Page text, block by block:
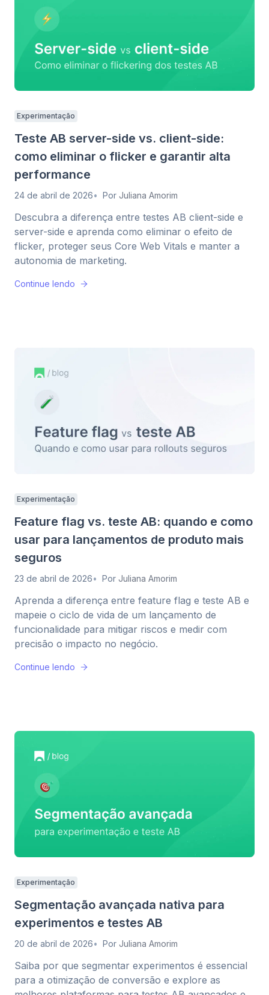
Experimentação
Teste AB server-side vs. client-side:
como eliminar o flicker e garantir alta
performance
24 de abril de 2026 Por Juliana Amorim
Descubra a diferença entre testes AB client-side e
server-side e aprenda como eliminar o efeito de
flicker, proteger seus Core Web Vitals e manter a
autonomia de marketing.
Continue lendo
Experimentação
Feature flag vs. teste AB: quando e como
usar para lançamentos de produto mais
seguros
23 de abril de 2026 Por Juliana Amorim
Aprenda a diferença entre feature flag e teste AB e
mapeie o ciclo de vida de um lançamento de
funcionalidade para mitigar riscos e medir com
precisão o impacto no negócio.
Continue lendo
Experimentação
Segmentação avançada nativa para
experimentos e testes AB
20 de abril de 2026 Por Juliana Amorim
Saiba por que segmentar experimentos é essencial
para a otimização de conversão e explore as